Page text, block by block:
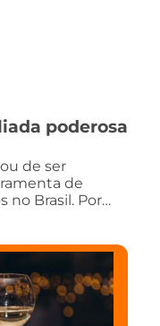
poderosa
de ser
de
no Brasil. Por…